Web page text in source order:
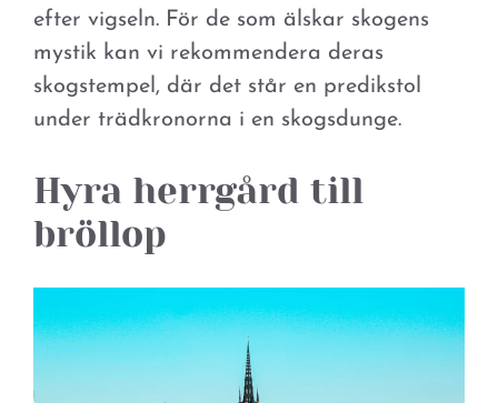
efter vigseln. För de som älskar skogens
mystik kan vi rekommendera deras
skogstempel, där det står en predikstol
under trädkronorna i en skogsdunge.
Hyra herrgård till
bröllop